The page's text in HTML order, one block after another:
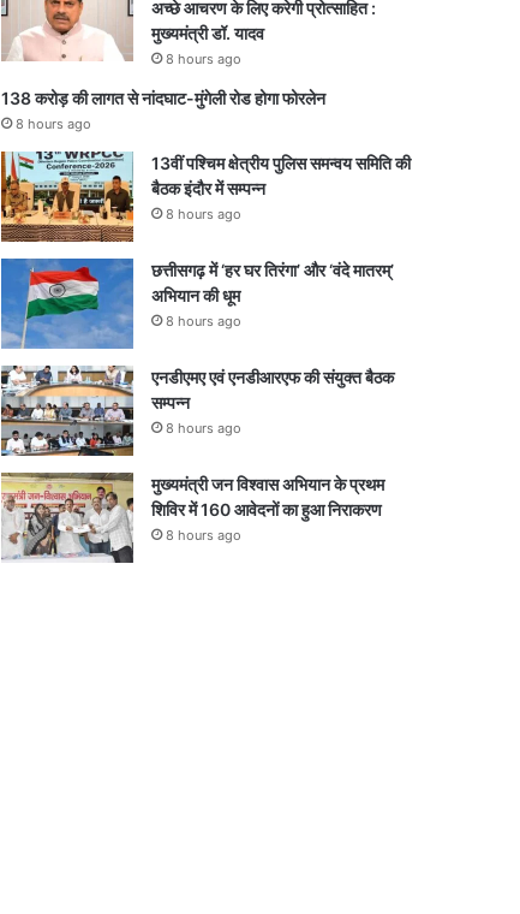
अच्छे आचरण के लिए करेगी प्रोत्साहित :
मुख्यमंत्री डॉ. यादव
8 hours ago
138 करोड़ की लागत से नांदघाट-मुंगेली रोड होगा फोरलेन
8 hours ago
13वीं पश्चिम क्षेत्रीय पुलिस समन्वय समिति की
बैठक इंदौर में सम्पन्न
8 hours ago
छत्तीसगढ़ में ‘हर घर तिरंगा’ और ‘वंदे मातरम्’
अभियान की धूम
8 hours ago
एनडीएमए एवं एनडीआरएफ की संयुक्त बैठक
सम्पन्न
8 hours ago
मुख्यमंत्री जन विश्वास अभियान के प्रथम
शिविर में 160 आवेदनों का हुआ निराकरण
8 hours ago